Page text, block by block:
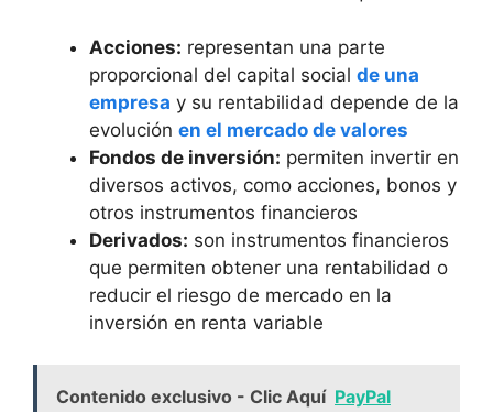
Acciones: representan una parte
proporcional del capital social de una
empresa y su rentabilidad depende de la
evolución en el mercado de valores
Fondos de inversión: permiten invertir en
diversos activos, como acciones, bonos y
otros instrumentos financieros
Derivados: son instrumentos financieros
que permiten obtener una rentabilidad o
reducir el riesgo de mercado en la
inversión en renta variable
Contenido exclusivo - Clic Aquí PayPal